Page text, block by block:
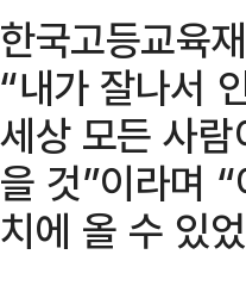
한국고등교육
“내가 잘나서
세상 모든 사
을 것”이라며
치에 올 수 있